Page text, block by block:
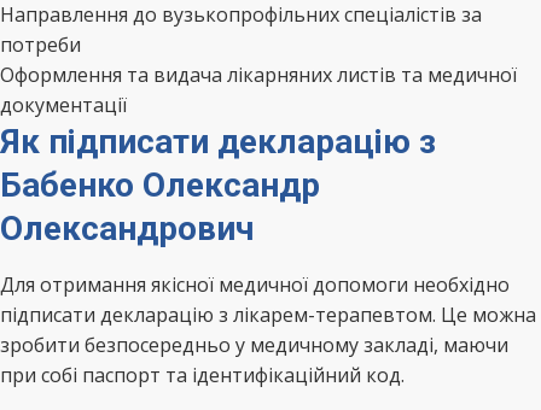
Направлення до вузькопрофільних спеціалістів за
потреби
Оформлення та видача лікарняних листів та медичної
документації
Як підписати декларацію з
Бабенко Олександр
Олександрович
Для отримання якісної медичної допомоги необхідно
підписати декларацію з лікарем-терапевтом. Це можна
зробити безпосередньо у медичному закладі, маючи
при собі паспорт та ідентифікаційний код.